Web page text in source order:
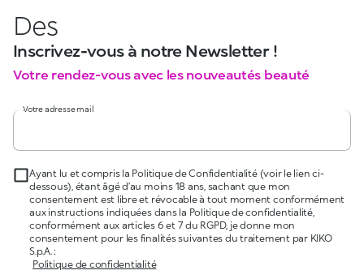
Des
Inscrivez-vous à notre Newsletter !
Votre rendez-vous avec les nouveautés beauté
Votre adresse mail
Ayant lu et compris la Politique de Confidentialité (voir le lien ci-
dessous), étant âgé d’au moins 18 ans, sachant que mon
consentement est libre et révocable à tout moment conformément
aux instructions indiquées dans la Politique de confidentialité,
conformément aux articles 6 et 7 du RGPD, je donne mon
consentement pour les finalités suivantes du traitement par KIKO
S.p.A. :
Politique de confidentialité